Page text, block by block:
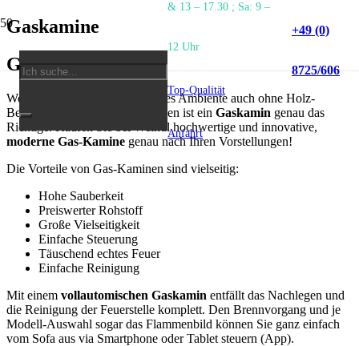
& 13 – 17.30 ; Sa: 9 –
12 Uhr
Top-Qualität
Anfahrt
+49 (0)
8725/606
Gaskamine
Gaskamine
Wer ins eigene Heim gemütliches Ambiente auch ohne Holz-
Befeuerung holen möchte, für den ist ein Gaskamin genau das
Richtige. Kaufen Sie bei Weindl hochwertige und innovative,
moderne Gas-Kamine genau nach Ihren Vorstellungen!
Die Vorteile von Gas-Kaminen sind vielseitig:
Hohe Sauberkeit
Preiswerter Rohstoff
Große Vielseitigkeit
Einfache Steuerung
Täuschend echtes Feuer
Einfache Reinigung
Mit einem vollautomischen Gaskamin entfällt das Nachlegen und
die Reinigung der Feuerstelle komplett. Den Brennvorgang und je
Modell-Auswahl sogar das Flammenbild können Sie ganz einfach
vom Sofa aus via Smartphone oder Tablet steuern (App).